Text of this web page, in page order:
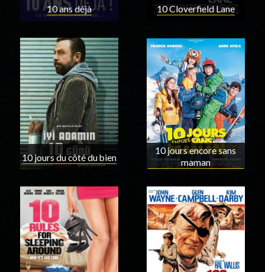
10 ans déjà 10 Cloverfield Lane
10 jours du côté du bien
10 jours encore sans
maman